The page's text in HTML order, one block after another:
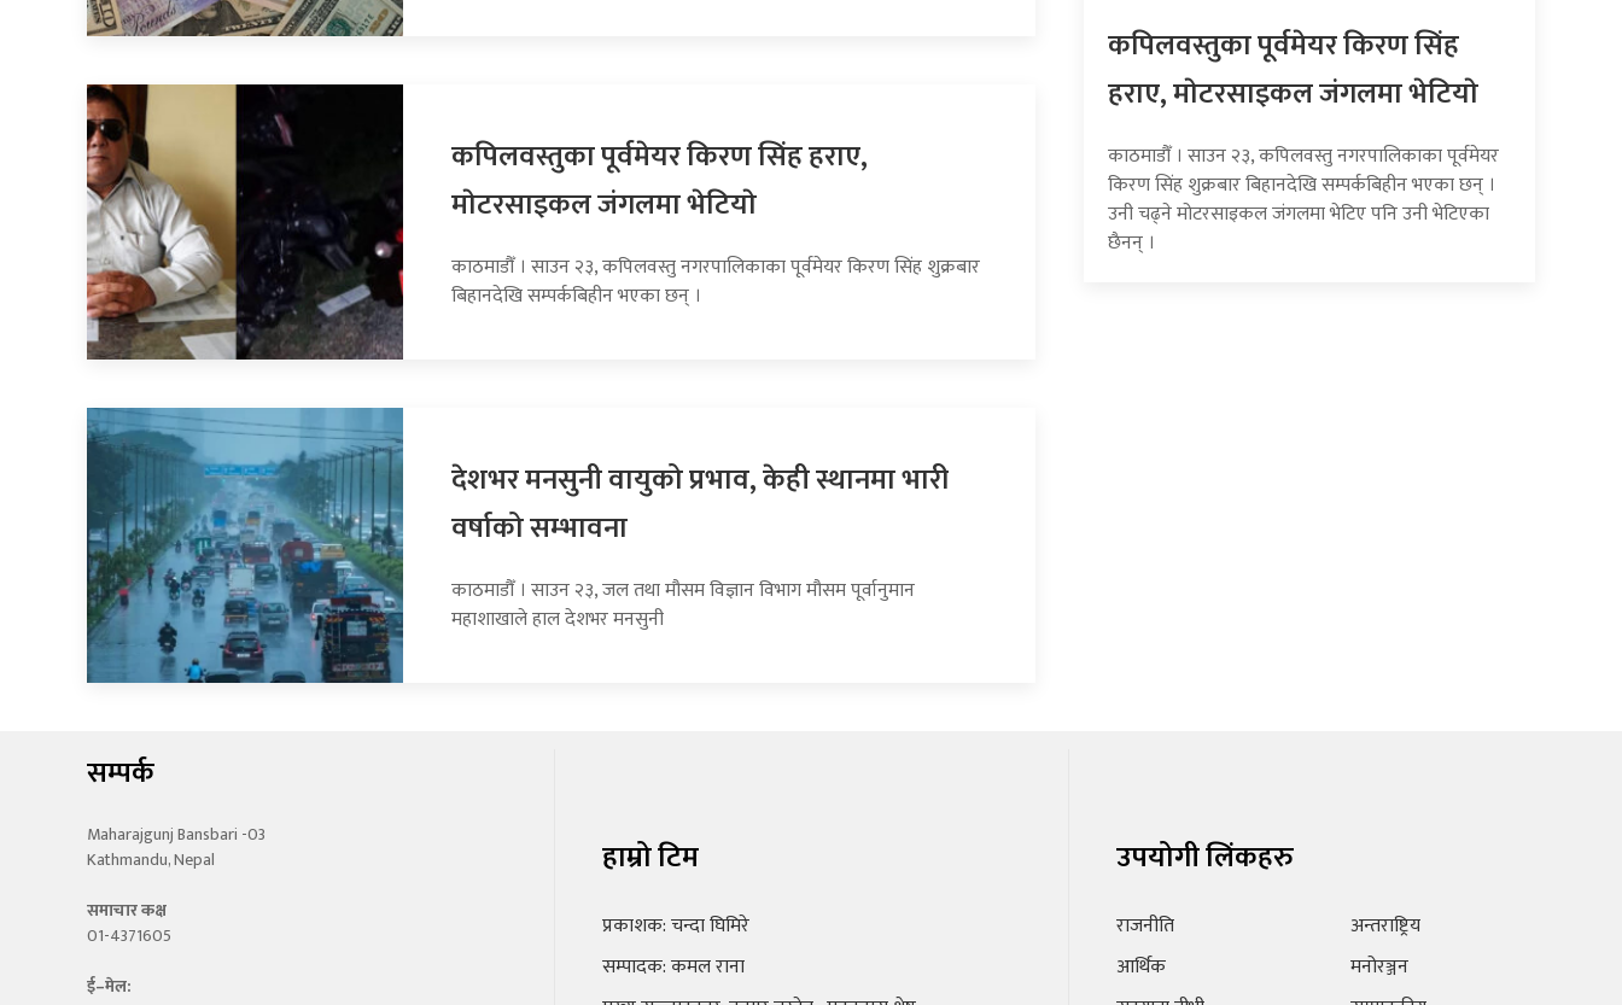
कपिलवस्तुका पूर्वमेयर किरण सिंह हराए,
माेटरसाइकल जंगलमा भेटियाे
काठमाडौँ । साउन २३, कपिलवस्तु नगरपालिकाका पूर्वमेयर किरण सिंह शुक्रबार
बिहानदेखि सम्पर्कबिहीन भएका छन् ।
देशभर मनसुनी वायुको प्रभाव, केही स्थानमा भारी
वर्षाको सम्भावना
काठमाडौँ । साउन २३, जल तथा मौसम विज्ञान विभाग मौसम पूर्वानुमान
महाशाखाले हाल देशभर मनसुनी
कपिलवस्तुका पूर्वमेयर किरण सिंह
हराए, माेटरसाइकल जंगलमा भेटियाे
काठमाडौँ । साउन २३, कपिलवस्तु नगरपालिकाका पूर्वमेयर
किरण सिंह शुक्रबार बिहानदेखि सम्पर्कबिहीन भएका छन् ।
उनी चढ्ने मोटरसाइकल जंगलमा भेटिए पनि उनी भेटिएका
छैनन् ।
सम्पर्क
Maharajgunj Bansbari -03
Kathmandu, Nepal
समाचार कक्ष
01-4371605
ई–मेल:
हाम्रो टिम
प्रकाशक: चन्दा घिमिरे
सम्पादक: कमल राना
उपयोगी लिंकहरु
राजनीति
आर्थिक
अन्तराष्ट्रिय
मनोरञ्जन